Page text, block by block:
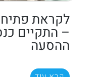
לקראת
– התקיים
ההסעה